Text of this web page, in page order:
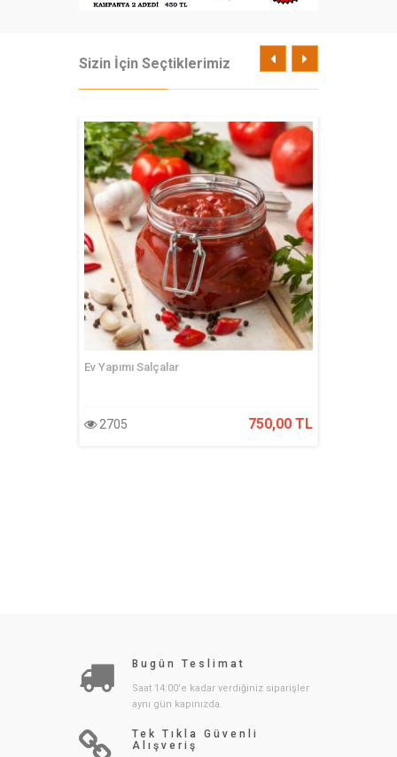
Sizin İçin Seçtiklerimiz
Ev Yapımı Salçalar
2705 750,00 TL
Bugün Teslimat
Saat 14:00'e kadar verdiğiniz siparişler
aynı gün kapınızda.
Tek Tıkla Güvenli
Alışveriş